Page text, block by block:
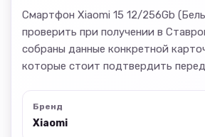
Смартфон Xiaomi 15 12/256Gb
проверить при получении в
собраны данные конкретной
которые стоит подтвердить
Бренд
Xiaomi